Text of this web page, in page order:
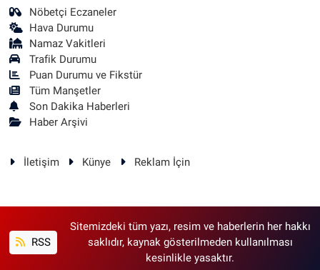
Nöbetçi Eczaneler
Hava Durumu
Namaz Vakitleri
Trafik Durumu
Puan Durumu ve Fikstür
Tüm Manşetler
Son Dakika Haberleri
Haber Arşivi
İletişim Künye Reklam İçin
RSS
Sitemizdeki tüm yazı, resim ve haberlerin her hakkı
saklıdır, kaynak gösterilmeden kullanılması
kesinlikle yasaktır.